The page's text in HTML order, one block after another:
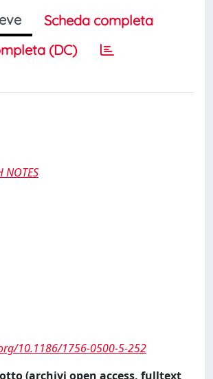
Scheda completa
(DC)
NOTES
10.1186/1756-0500-5-252
(archivi open access, fulltext